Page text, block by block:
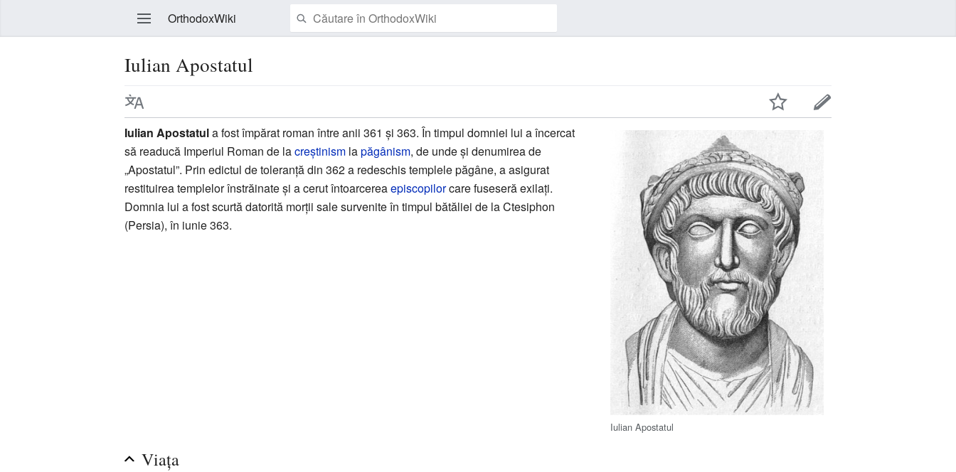
OrthodoxWiki
Modificare
Iulian Apostatul
Iulian Apostatul
Iulian Apostatula fost împărat roman între anii 361 și 363. În timpul domniei lui a încercat
să readucă Imperiul Roman de lacreștinism lapăgânism, de unde și denumirea de
„Apostatul”. Prin edictul de toleranță din 362 a redeschis templele păgâne, a asigurat
restituirea templelor înstrăinate și a cerut întoarcereaepiscopilorcare fuseseră exilați.
Domnia lui a fost scurtă datorită morții sale survenite în timpul bătăliei de la Ctesiphon
(Persia), în iunie 363.
Viața